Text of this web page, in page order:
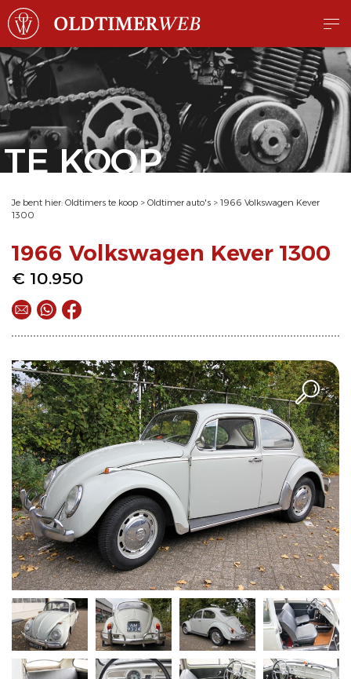
TE KOOP
Je bent hier: Oldtimers te koop > Oldtimer auto's > 1966 Volkswagen Kever
1300
1966 Volkswagen Kever 1300
€ 10.950